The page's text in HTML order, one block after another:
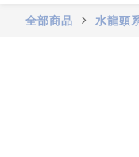
全部商品 水龍頭